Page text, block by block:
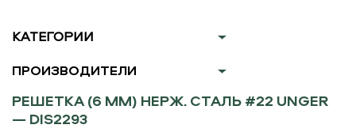
КАТЕГОРИИ
ПРОИЗВОДИТЕЛИ
РЕШЕТКА (6 ММ) НЕРЖ. СТАЛЬ #22 UNGER
— DIS2293